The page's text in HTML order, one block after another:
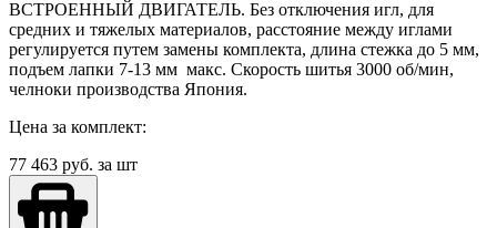
ВСТРОЕННЫЙ ДВИГАТЕЛЬ. Без отключения игл, для
средних и тяжелых материалов, расстояние между иглами
регулируется путем замены комплекта, длина стежка до 5 мм,
подъем лапки 7-13 мм макс. Скорость шитья 3000 об/мин,
челноки производства Япония.
Цена за комплект:
77 463 руб. за шт